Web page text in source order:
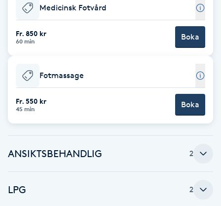
Babylights
Balayage
Bambumassage
Barber
BIAB
Medicinsk Fotvård
Fr. 850 kr
60 min Boka
Fotmassage
Fr. 550 kr
45 min Boka
ANSIKTSBEHANDLIG 2
LPG 2